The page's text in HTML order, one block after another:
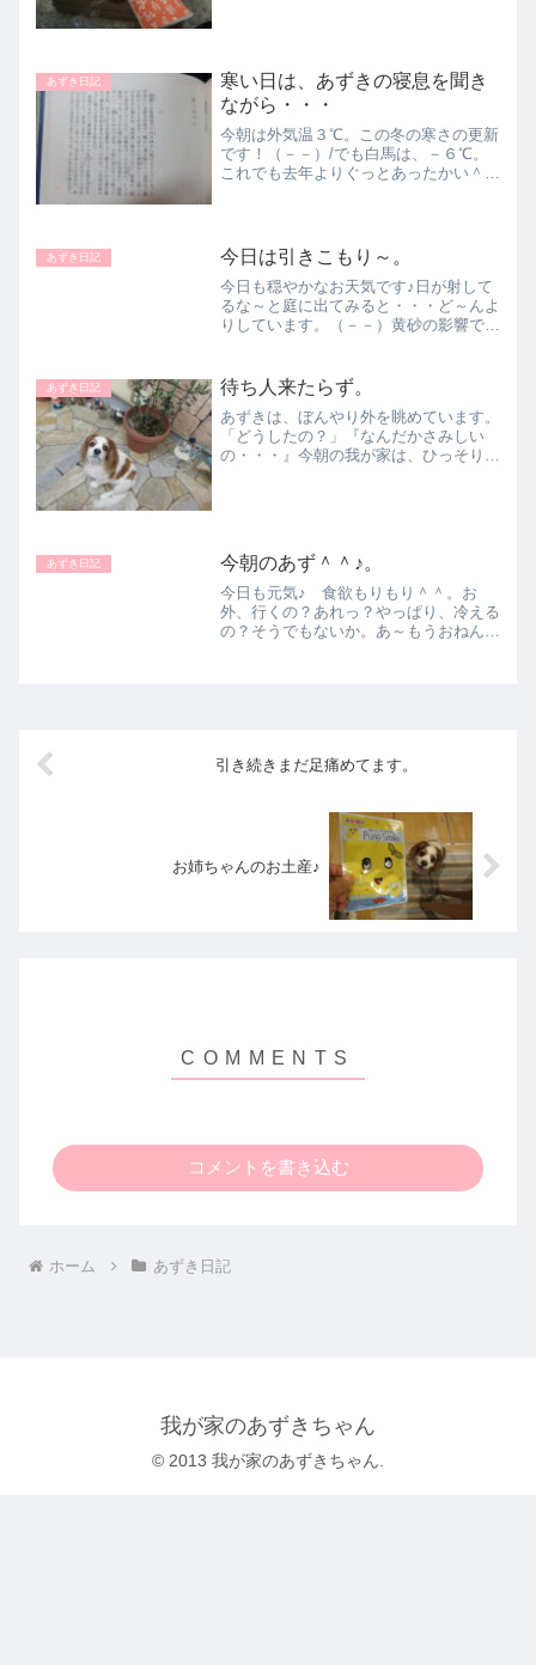
あずき日記
寒い日は、あずきの寝息を聞き
ながら・・・
今朝は外気温３℃。この冬の寒さの更新
です！（－－）/でも白馬は、－６℃。
これでも去年よりぐっとあったかい＾
枕を占領して寝てましたが、朝...
あずき日記 今日は引きこもり～。
今日も穏やかなお天気です♪日が射して
るな～と庭に出てみると・・・ど～んよ
りしています。（－－）黄砂の影響でし
いでしょう！」って言ってたような気が
する。母さんは、思いっき...
あずき日記 待ち人来たらず。
あずきは、ぼんやり外を眺めています。
「どうしたの？」『なんだかさみしい
の・・・』今朝の我が家は、ひっそりし
あずき日記 今朝のあず＾＾♪。
今日も元気♪ 食欲もりもり＾＾。お
外、行くの？あれっ？やっぱり、冷える
の？そうでもないか。あ～もうおねんね
引き続きまだ足痛めてます。
お姉ちゃんのお土産♪
コメントを書き込む
ホーム あずき日記
我が家のあずきちゃん
© 2013 我が家のあずきちゃん.